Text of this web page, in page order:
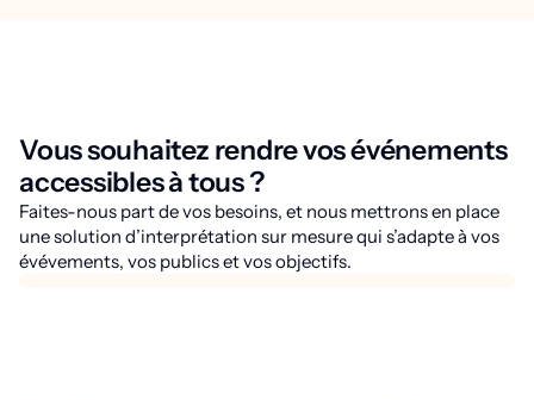
Vous souhaitez rendre vos événements
accessibles à tous ?
Faites-nous part de vos besoins, et nous mettrons en place
une solution d’interprétation sur mesure qui s’adapte à vos
évévements, vos publics et vos objectifs.